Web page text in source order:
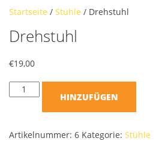
Startseite / Stühle / Drehstuhl
Drehstuhl
€19,00
HINZUFÜGEN
Artikelnummer: 6 Kategorie: Stühle